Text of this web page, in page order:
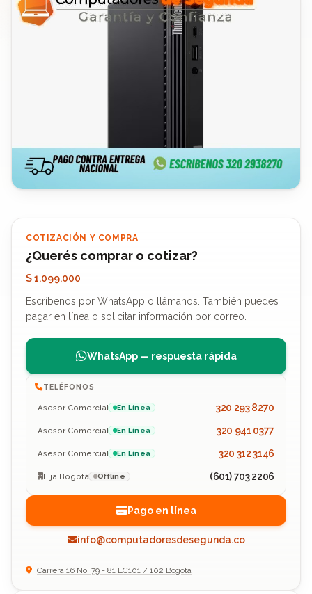
COTIZACIÓN Y COMPRA
¿Querés comprar o cotizar?
$ 1.099.000
Escríbenos por WhatsApp o llámanos. También puedes
pagar en línea o solicitar información por correo.
WhatsApp — respuesta rápida
TELÉFONOS
Asesor Comercial En Línea 320 293 8270
Asesor Comercial En Línea 320 941 0377
Asesor Comercial En Línea 320 312 3146
Fija Bogotá Offline (601) 703 2206
Pago en línea
info@computadoresdesegunda.co
Carrera 16 No. 79 - 81 LC101 / 102 Bogotá